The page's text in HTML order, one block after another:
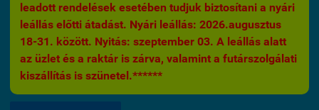
leadott rendelések esetében tudjuk biztosítani a nyári
leállás előtti átadást. Nyári leállás: 2026.augusztus
18-31. között. Nyitás: szeptember 03. A leállás alatt
az üzlet és a raktár is zárva, valamint a futárszolgálati
kiszállítás is szünetel.******